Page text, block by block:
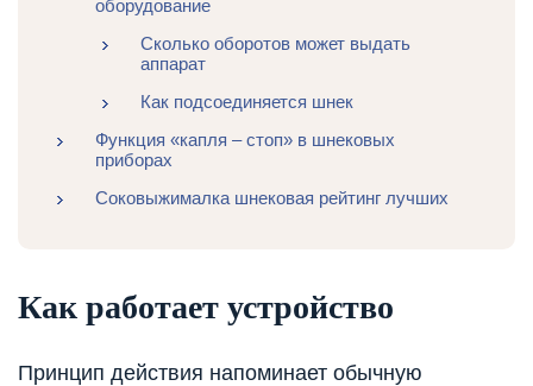
оборудование
Сколько оборотов может выдать
аппарат
Как подсоединяется шнек
Функция «капля – стоп» в шнековых
приборах
Соковыжималка шнековая рейтинг лучших
Как работает устройство
Принцип действия напоминает обычную